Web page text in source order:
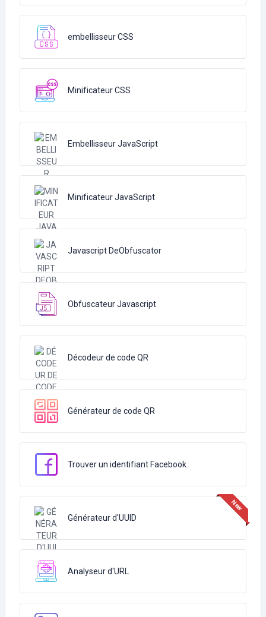
embellisseur CSS
Minificateur CSS
Embellisseur JavaScript
Minificateur JavaScript
Javascript DeObfuscator
Obfuscateur Javascript
Décodeur de code QR
Générateur de code QR
Trouver un identifiant Facebook
Générateur d'UUID
Analyseur d'URL